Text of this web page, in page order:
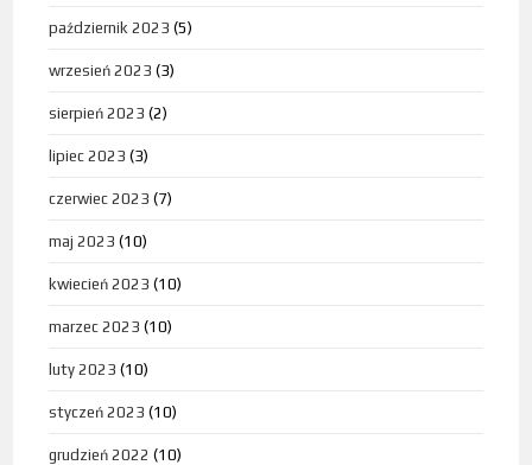
październik 2023 (5)
wrzesień 2023 (3)
sierpień 2023 (2)
lipiec 2023 (3)
czerwiec 2023 (7)
maj 2023 (10)
kwiecień 2023 (10)
marzec 2023 (10)
luty 2023 (10)
styczeń 2023 (10)
grudzień 2022 (10)